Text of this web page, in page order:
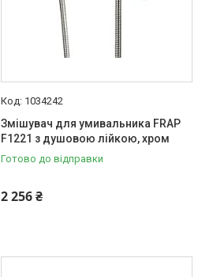
1034242
Змішувач для умивальника FRAP
F1221 з душовою лійкою, хром
Готово до відправки
2 256 ₴